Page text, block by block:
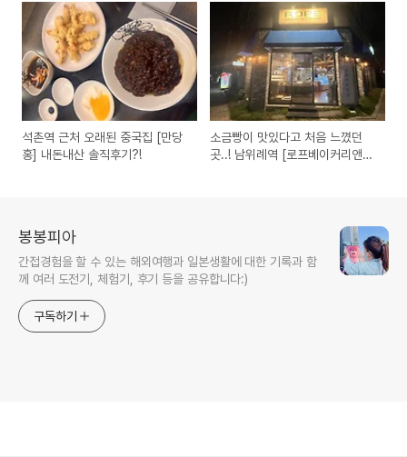
석촌역 근처 오래된 중국집 [만당
홍] 내돈내산 솔직후기?!
소금빵이 맛있다고 처음 느꼈던
곳..! 남위례역 [로프베이커리앤커
봉봉피아
간접경험을 할 수 있는 해외여행과 일본생활에 대한 기록과 함
께 여러 도전기, 체험기, 후기 등을 공유합니다:)
구독하기